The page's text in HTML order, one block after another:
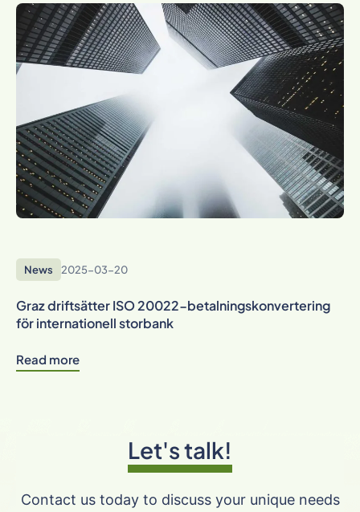
News 2025-03-20
Graz driftsätter ISO 20022-betalningskonvertering
för internationell storbank
Read more
Let's talk!
Contact us today to discuss your unique needs